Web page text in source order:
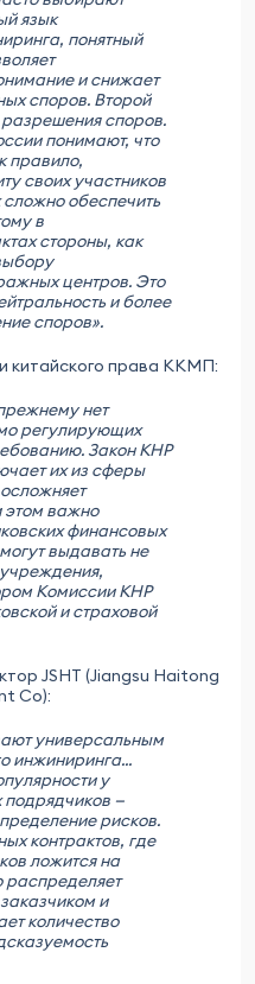
язык
понятный
и снижает
споров. Второй
споров.
понимают, что
правило,
своих участников
сложно обеспечить
в
стороны, как
центров. Это
и более
споров».
китайского права ККМП:
нет
регулирующих
Закон КНР
их из сферы
этом важно
финансовых
выдавать не
Комиссии КНР
и страховой
JSHT (Jiangsu Haitong
Co):
универсальным
инжиниринга...
у
подрядчиков —
рисков.
контрактов, где
ложится на
распределяет
и
количество